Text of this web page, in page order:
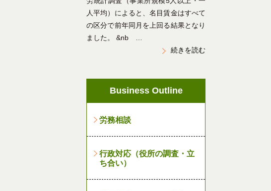
人平均）によると、名目賃金はすべて
の区分で前年同月を上回る結果となり
ました。 &nb …
続きを読む
Business Outline
労務相談
行政対応（役所の調査・立
ち合い）